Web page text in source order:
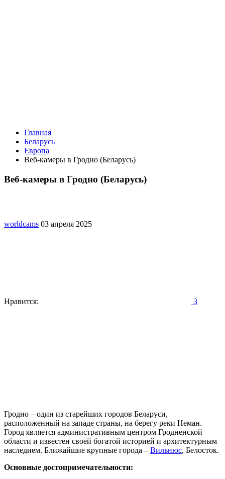
Главная
Беларусь
Европа
Веб-камеры в Гродно (Беларусь)
Веб-камеры в Гродно (Беларусь)
worldcams 03 апреля 2025
Нравится: 3
Гродно – один из старейших городов Беларуси,
расположенный на западе страны, на берегу реки Неман.
Город является административным центром Гродненской
области и известен своей богатой историей и архитектурным
наследием. Ближайшие крупные города – Вильнюс, Белосток.
Основные достопримечательности: